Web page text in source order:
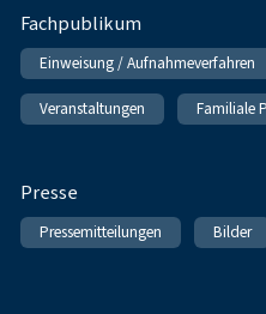
Fachpublikum
Einweisung / Aufnahmeverfahren
Veranstaltungen Familiale
Presse
Pressemitteilungen Bilder